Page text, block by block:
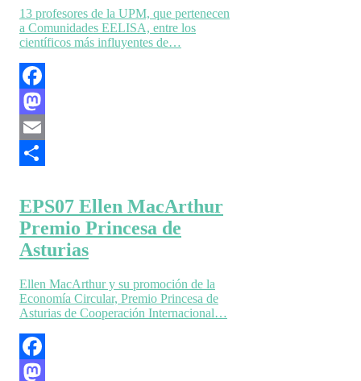
13 profesores de la UPM, que pertenecen
a Comunidades EELISA, entre los
científicos más influyentes de…
Facebook
Mastodon
Email
EPS07 Ellen MacArthur
Premio Princesa de
Asturias
Ellen MacArthur y su promoción de la
Economía Circular, Premio Princesa de
Asturias de Cooperación Internacional…
Facebook